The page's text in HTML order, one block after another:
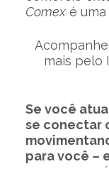
Comexé uma
mais pelo
Se você
se conectar
para você –